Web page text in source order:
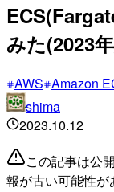
みた(2023
AWS Amazon
shima
2023.10.12
この記事は公
報が古い可能性が